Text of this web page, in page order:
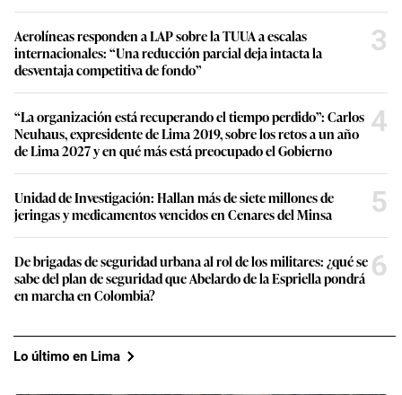
Aerolíneas responden a LAP sobre la TUUA a escalas
internacionales: “Una reducción parcial deja intacta la
desventaja competitiva de fondo”
3
“La organización está recuperando el tiempo perdido”: Carlos
Neuhaus, expresidente de Lima 2019, sobre los retos a un año
de Lima 2027 y en qué más está preocupado el Gobierno
4
Unidad de Investigación: Hallan más de siete millones de
jeringas y medicamentos vencidos en Cenares del Minsa
5
De brigadas de seguridad urbana al rol de los militares: ¿qué se
sabe del plan de seguridad que Abelardo de la Espriella pondrá
en marcha en Colombia?
6
Lo último en Lima